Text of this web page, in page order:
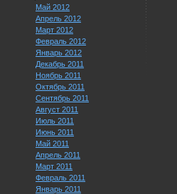
Май 2012
Апрель 2012
Март 2012
Февраль 2012
Январь 2012
Декабрь 2011
Ноябрь 2011
Октябрь 2011
Сентябрь 2011
Август 2011
Июль 2011
Июнь 2011
Май 2011
Апрель 2011
Март 2011
Февраль 2011
Январь 2011